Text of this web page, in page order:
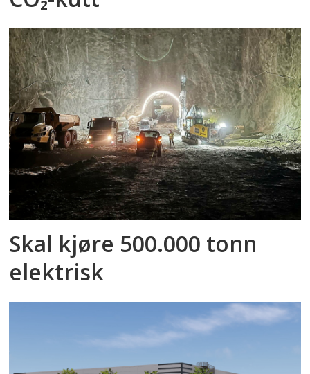
Skal kjøre 500.000 tonn
elektrisk